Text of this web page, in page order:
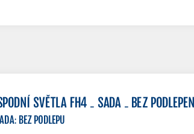
SVĚTLA FH4 - SADA - BEZ PODLEPENÍ
: BEZ PODLEPU